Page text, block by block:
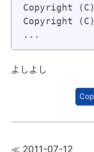
Copyright
Copyright
...
よしよし
≪ 2011-07-12